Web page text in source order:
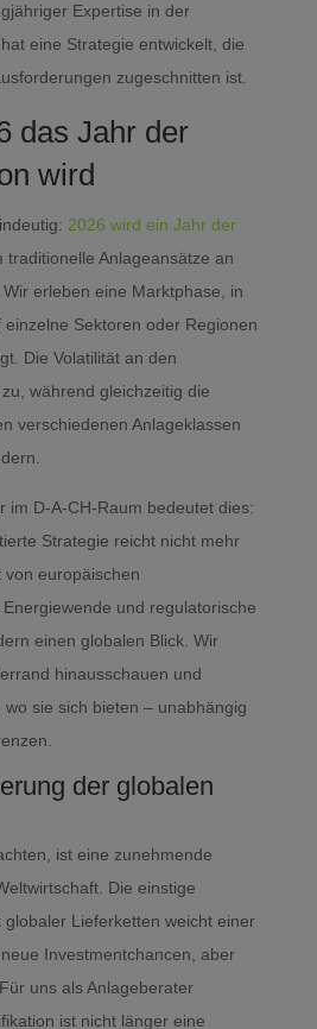
Expertise in der
eine Strategie entwickelt, die
zugeschnitten ist.
das Jahr der
wird
2026 wird ein Jahr der
traditionelle Anlageansätze an
erleben eine Marktphase, in
Sektoren oder Regionen
Die Volatilität an den
während gleichzeitig die
verschiedenen Anlageklassen
im D-A-CH-Raum bedeutet dies:
Strategie reicht nicht mehr
von europäischen
und regulatorische
einen globalen Blick. Wir
hinausschauen und
sie sich bieten – unabhängig
der globalen
ist eine zunehmende
Die einstige
globaler Lieferketten weicht einer
Investmentchancen, aber
uns als Anlageberater
ist nicht länger eine